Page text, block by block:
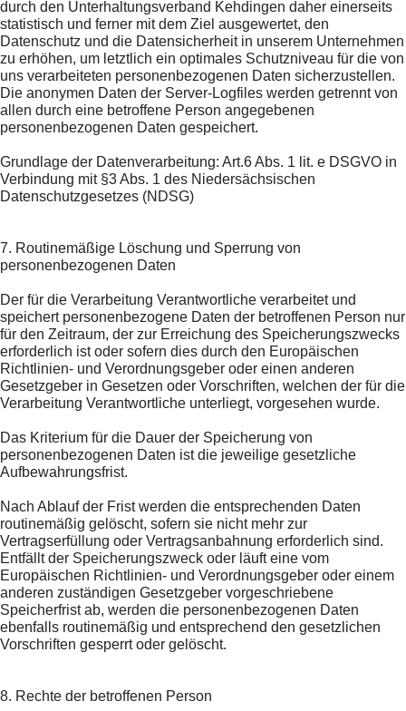
durch den Unterhaltungsverband Kehdingen daher einerseits
statistisch und ferner mit dem Ziel ausgewertet, den
Datenschutz und die Datensicherheit in unserem Unternehmen
zu erhöhen, um letztlich ein optimales Schutzniveau für die von
uns verarbeiteten personenbezogenen Daten sicherzustellen.
Die anonymen Daten der Server-Logfiles werden getrennt von
allen durch eine betroffene Person angegebenen
personenbezogenen Daten gespeichert.
Grundlage der Datenverarbeitung: Art.6 Abs. 1 lit. e DSGVO in
Verbindung mit §3 Abs. 1 des Niedersächsischen
Datenschutzgesetzes (NDSG)
7. Routinemäßige Löschung und Sperrung von
personenbezogenen Daten
Der für die Verarbeitung Verantwortliche verarbeitet und
speichert personenbezogene Daten der betroffenen Person nur
für den Zeitraum, der zur Erreichung des Speicherungszwecks
erforderlich ist oder sofern dies durch den Europäischen
Richtlinien- und Verordnungsgeber oder einen anderen
Gesetzgeber in Gesetzen oder Vorschriften, welchen der für die
Verarbeitung Verantwortliche unterliegt, vorgesehen wurde.
Das Kriterium für die Dauer der Speicherung von
personenbezogenen Daten ist die jeweilige gesetzliche
Aufbewahrungsfrist.
Nach Ablauf der Frist werden die entsprechenden Daten
routinemäßig gelöscht, sofern sie nicht mehr zur
Vertragserfüllung oder Vertragsanbahnung erforderlich sind.
Entfällt der Speicherungszweck oder läuft eine vom
Europäischen Richtlinien- und Verordnungsgeber oder einem
anderen zuständigen Gesetzgeber vorgeschriebene
Speicherfrist ab, werden die personenbezogenen Daten
ebenfalls routinemäßig und entsprechend den gesetzlichen
Vorschriften gesperrt oder gelöscht.
8. Rechte der betroffenen Person